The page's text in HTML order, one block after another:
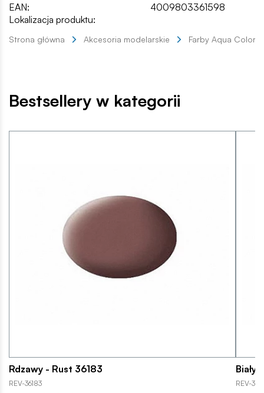
EAN:
4009803361598
Lokalizacja produktu:
Strona główna Akcesoria modelarskie Farby Aqua Color
Bestsellery w kategorii
Rdzawy - Rust 36183
REV-36183
Biały
REV-